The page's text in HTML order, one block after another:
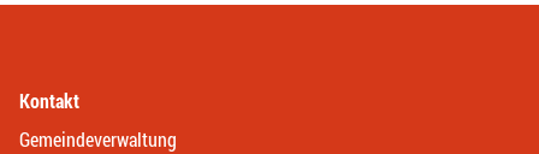
Kontakt
Gemeindeverwaltung